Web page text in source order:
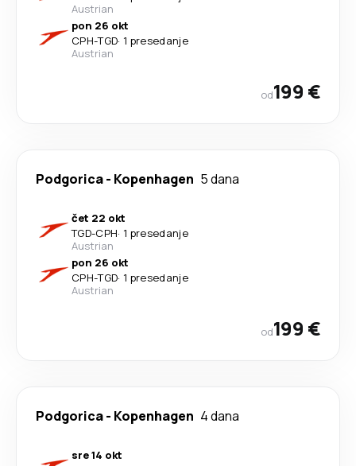
Austrian
pon 26 okt
CPH-TGD· 1 presedanje
Austrian
od199 €
Podgorica- Kopenhagen 5 dana
čet 22 okt
TGD-CPH· 1 presedanje
Austrian
pon 26 okt
CPH-TGD· 1 presedanje
Austrian
od199 €
Podgorica- Kopenhagen 4 dana
sre 14 okt